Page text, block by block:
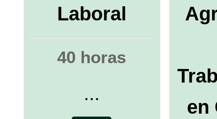
Laboral
40 horas
...
en